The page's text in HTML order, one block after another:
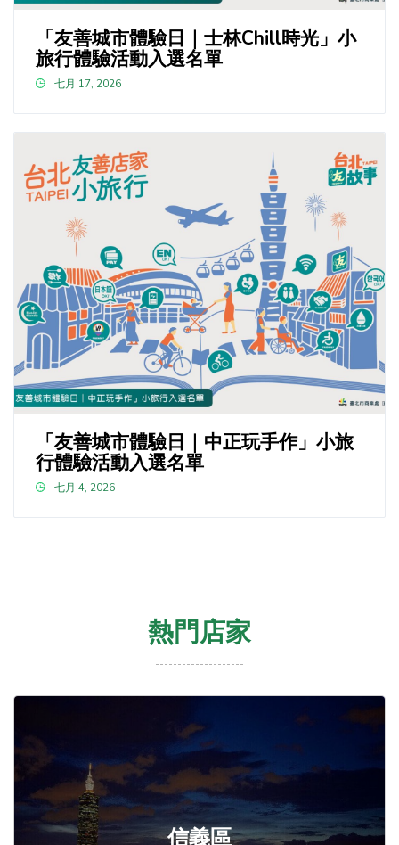
「友善城市體驗日｜士林Chill時光」小
旅行體驗活動入選名單
七月 17, 2026
「友善城市體驗日｜中正玩手作」小旅
行體驗活動入選名單
七月 4, 2026
熱門店家
信義區